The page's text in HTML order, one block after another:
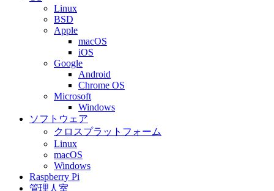
Linux
BSD
Apple
macOS
iOS
Google
Android
Chrome OS
Microsoft
Windows
ソフトウェア
クロスプラットフォーム
Linux
macOS
Windows
Raspberry Pi
管理人室